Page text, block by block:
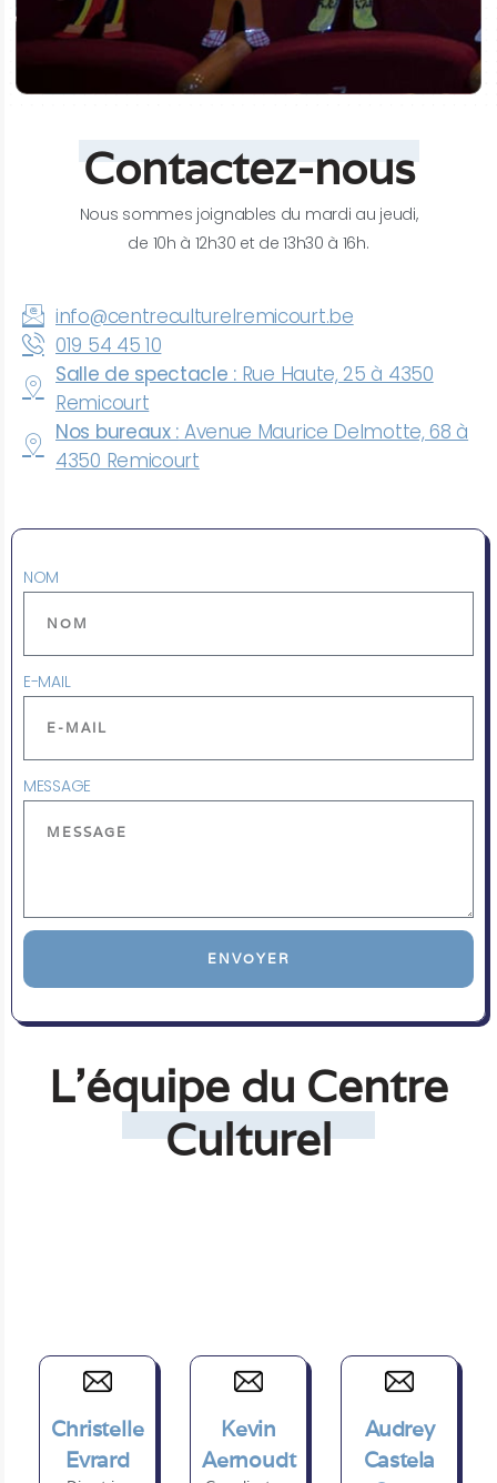
Contactez-nous
Nous sommes joignables du mardi au jeudi,
de 10h à 12h30 et de 13h30 à 16h.
info@centreculturelremicourt.be
019 54 45 10
Salle de spectacle : Rue Haute, 25 à 4350
Remicourt
Nos bureaux : Avenue Maurice Delmotte, 68 à
4350 Remicourt
NOM
E-MAIL
MESSAGE
ENVOYER
L'équipe du Centre
Culturel
Christelle
Evrard
Kevin
Aernoudt
Audrey
Castela